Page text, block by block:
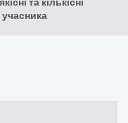
та кількісні